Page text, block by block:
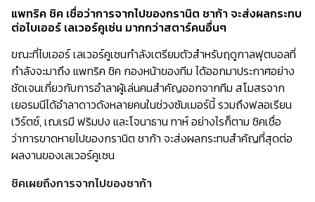
แพทริค ชิค เชื่อว่าการจากไปของกรานิต ชาก้า จะส่งผลกระทบ
ต่อไบเออร์ เลเวอร์คูเซ่น มากกว่าสตาร์คนอื่นๆ
ขณะที่ไบเออร์ เลเวอร์คูเซนกำลังเตรียมตัวสำหรับฤดูกาลฟุตบอลที่
กำลังจะมาถึง แพทริค ชิค กองหน้าของทีม ได้ออกมาประกาศอย่าง
ชัดเจนเกี่ยวกับการอำลาผู้เล่นคนสำคัญออกจากทีม สโมสรจาก
เยอรมนีได้อำลาดาวดังหลายคนในช่วงซัมเมอร์นี้ รวมถึงฟลอเรียน
เวิร์ตซ์, เฌเรมี ฟริมปง และโจนาธาน ทาห์ อย่างไรก็ตาม ชิคเชื่อ
ว่าการขาดหายไปของกรานิต ชาก้า จะส่งผลกระทบสำคัญที่สุดต่อ
ผลงานของเลเวอร์คูเซน
ชิคเผยถึงการจากไปของชาก้า